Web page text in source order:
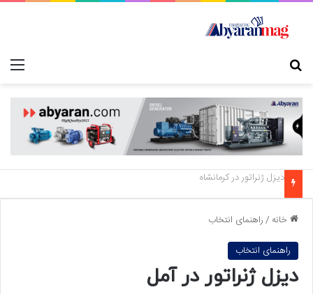
دیزل ژنراتور در قزوین
خانه /راهنمای انتخاب
راهنمای انتخاب
دیزل ژنراتور در آمل